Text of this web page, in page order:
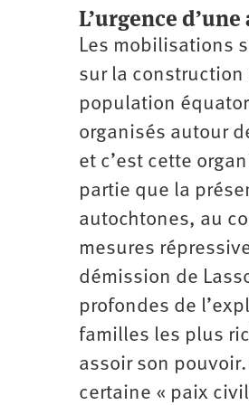
L’urgence
Les mobilisations
sur la construction
population
organisés autour
et c’est cette
partie que la
autochtones, au
mesures
démission de
profondes de
familles les plus
assoir son
certaine « paix